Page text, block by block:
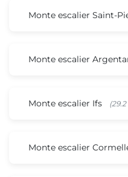
Monte escalier Saint-
Monte escalier
Monte escalier Ifs
Monte escalier